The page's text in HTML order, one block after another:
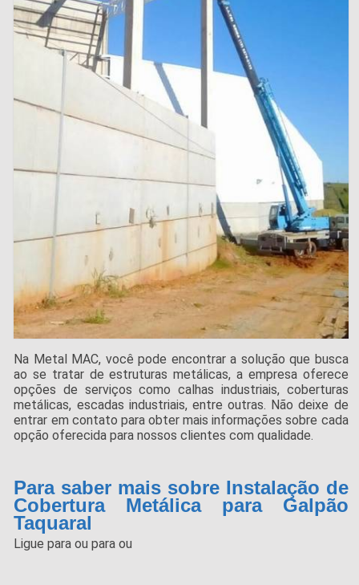
Na Metal MAC, você pode encontrar a solução que busca
ao se tratar de estruturas metálicas, a empresa oferece
opções de serviços como calhas industriais, coberturas
metálicas, escadas industriais, entre outras. Não deixe de
entrar em contato para obter mais informações sobre cada
opção oferecida para nossos clientes com qualidade.
Para saber mais sobre Instalação de
Cobertura Metálica para Galpão
Taquaral
Ligue paraou paraou